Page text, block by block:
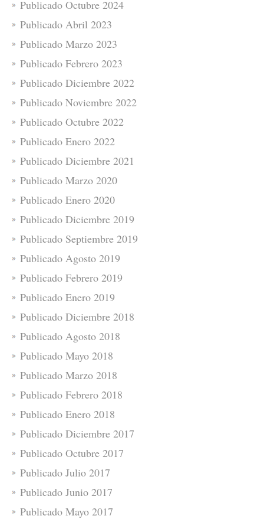
Publicado Octubre 2024
Publicado Abril 2023
Publicado Marzo 2023
Publicado Febrero 2023
Publicado Diciembre 2022
Publicado Noviembre 2022
Publicado Octubre 2022
Publicado Enero 2022
Publicado Diciembre 2021
Publicado Marzo 2020
Publicado Enero 2020
Publicado Diciembre 2019
Publicado Septiembre 2019
Publicado Agosto 2019
Publicado Febrero 2019
Publicado Enero 2019
Publicado Diciembre 2018
Publicado Agosto 2018
Publicado Mayo 2018
Publicado Marzo 2018
Publicado Febrero 2018
Publicado Enero 2018
Publicado Diciembre 2017
Publicado Octubre 2017
Publicado Julio 2017
Publicado Junio 2017
Publicado Mayo 2017